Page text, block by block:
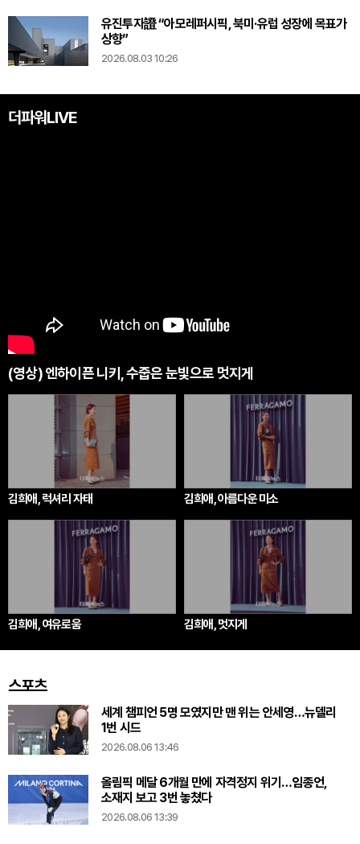
유진투자證 “아모레퍼시픽, 북미·유럽 성장에 목표가
상향”
2026.08.03 10:26
더파워LIVE
(영상) 엔하이픈 니키, 수줍은 눈빛으로 멋지게
김희애, 럭셔리 자태 김희애, 아름다운 미소
김희애, 여유로움 김희애, 멋지게
스포츠
세계 챔피언 5명 모였지만 맨 위는 안세영…뉴델리
1번 시드
2026.08.06 13:46
올림픽 메달 6개월 만에 자격정지 위기…임종언,
소재지 보고 3번 놓쳤다
2026.08.06 13:39